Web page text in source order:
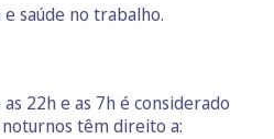
saúde no trabalho.
22h e as 7h é considerado
têm direito a: